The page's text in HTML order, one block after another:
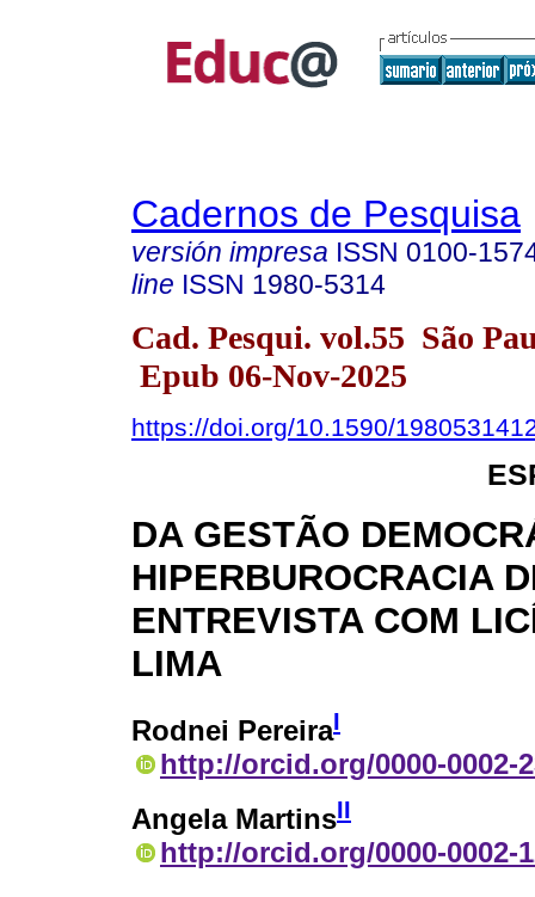
Cadernos de Pesquisa
versión impresa ISSN 0100-
line ISSN 1980-5314
Cad. Pesqui. vol.55 São
Epub 06-Nov-2025
https://doi.org/10.1590/
DA GESTÃO
HIPERBUROCRACIA
ENTREVISTA COM
LIMA
Rodnei PereiraI
http://orcid.org/0000-0002-
Angela MartinsII
http://orcid.org/0000-0002-